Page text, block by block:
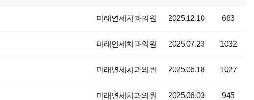
미래연세치과의원 2025.12.10 663
미래연세치과의원 2025.07.23 1032
미래연세치과의원 2025.06.18 1027
미래연세치과의원 2025.06.03 945